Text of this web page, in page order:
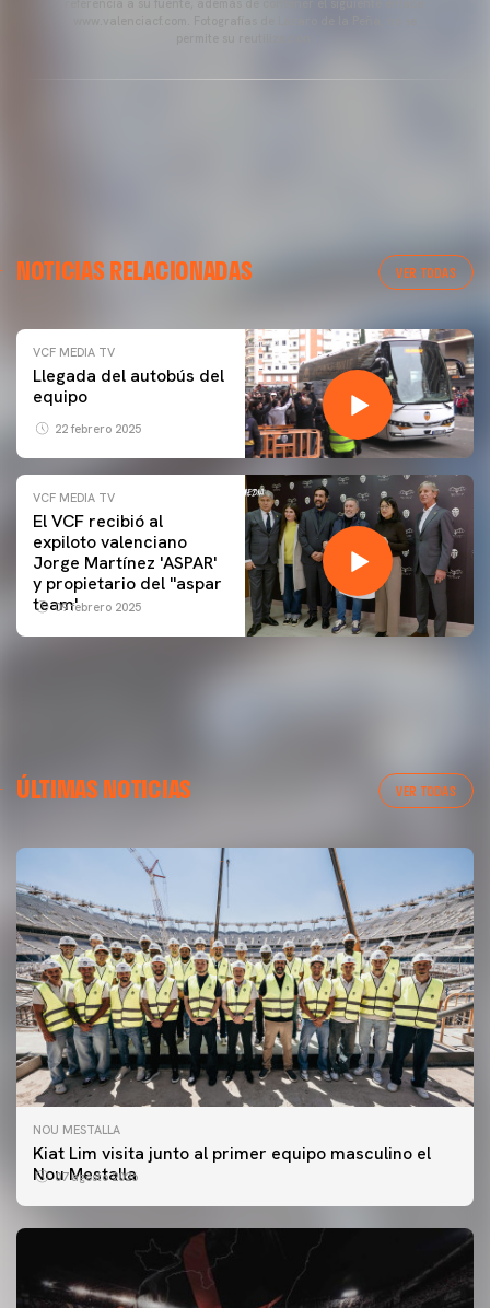
NOTICIAS RELACIONADAS VER TODAS
VCF MEDIA TV
Llegada del autobús del
equipo
22 febrero 2025
VCF MEDIA TV
El VCF recibió al
expiloto valenciano
Jorge Martínez 'ASPAR'
y propietario del ''aspar
team'
09 febrero 2025
ÚLTIMAS NOTICIAS VER TODAS
NOU MESTALLA
Kiat Lim visita junto al primer equipo masculino el
Nou Mestalla
07 agosto 2026